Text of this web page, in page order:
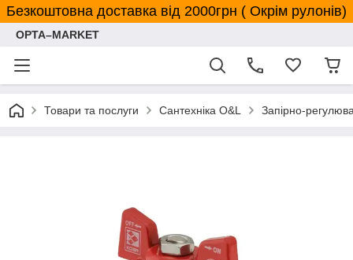
Безкоштовна доставка від 2000грн ( Окрім рулонів)
OPTA–MARKET
Товари та послуги Сантехніка O&L Запірно-